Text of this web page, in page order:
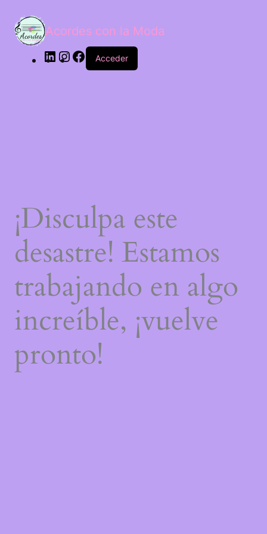
Acordes con la Moda
Acceder
¡Disculpa este
desastre! Estamos
trabajando en algo
increíble, ¡vuelve
pronto!